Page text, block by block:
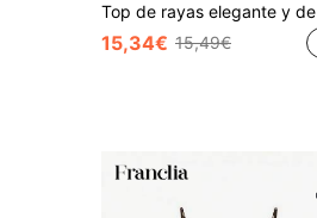
15,34€ 15,49€